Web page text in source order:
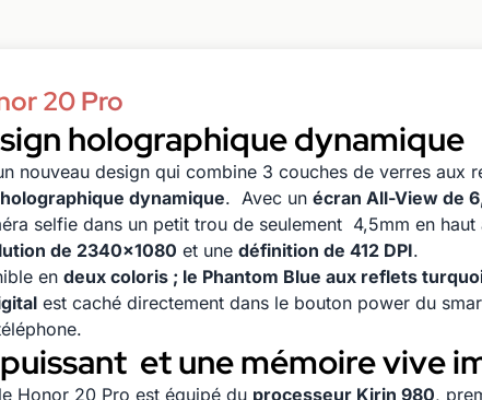
20 Pro
holographique dynamique
nouveau design qui combine 3 couches de verres aux
dynamique. Avec un écran All-View de
selfie dans un petit trou de seulement 4,5mm en haut
de 2340x1080 et une définition de 412 DPI.
en deux coloris ; le Phantom Blue aux reflets
est caché directement dans le bouton power du
et une mémoire vive
Honor 20 Pro est équipé du processeur Kirin 980,